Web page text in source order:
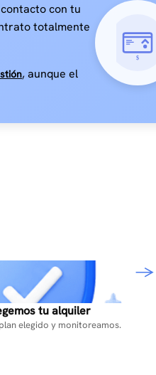
con tu
totalmente
, aunque el
tu alquiler
elegido y monitoreamos.